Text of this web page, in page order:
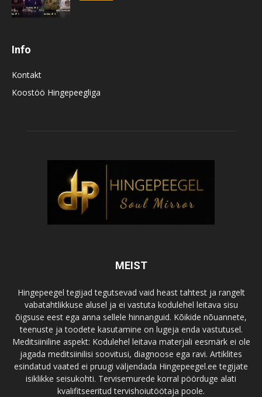
Info
Kontakt
Koostöö Hingepeegliga
MEIST
Hingepeegel tegijad tegutsevad vaid heast tahtest ja rangelt
vabatahtlikkuse alusel ja ei vastuta kodulehel leitava sisu
õigsuse eest ega anna sellele hinnanguid. Kõikide nõuannete,
teenuste ja toodete kasutamine on lugeja enda vastutusel.
Meditsiiniline aspekt: Kodulehel leitava materjali eesmärk ei ole
jagada meditsiinilisi soovitusi, diagnoose ega ravi. Artiklites
esindatud vaated ei pruugi väljendada Hingepeegel.ee tegijate
isiklikke seisukohti. Tervisemurede korral pöörduge alati
kvalifitseeritud tervishoiutöötaja poole.